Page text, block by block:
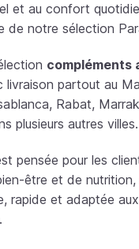
et au confort
de notre sélection
compléments
livraison partout au
Rabat,
plusieurs autres villes.
pensée pour les
être et de nutrition,
rapide et adaptée